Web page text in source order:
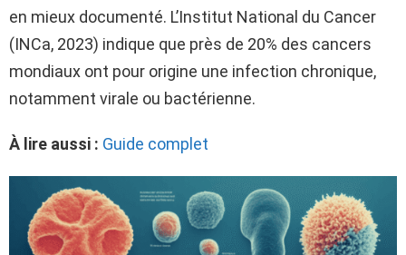
en mieux documenté. L’Institut National du Cancer
(INCa, 2023) indique que près de 20% des cancers
mondiaux ont pour origine une infection chronique,
notamment virale ou bactérienne.
À lire aussi : Guide complet